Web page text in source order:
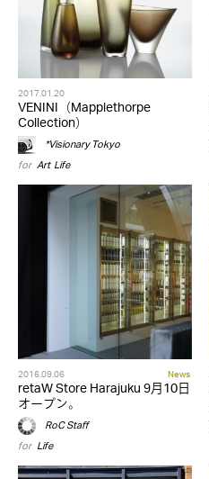
2017.01.20
VENINI（Mapplethorpe
Collection）
*Visionary Tokyo
for Art,Life
2016.09.06 News
retaW Store Harajuku 9月10日
オープン。
RoC Staff
for Life